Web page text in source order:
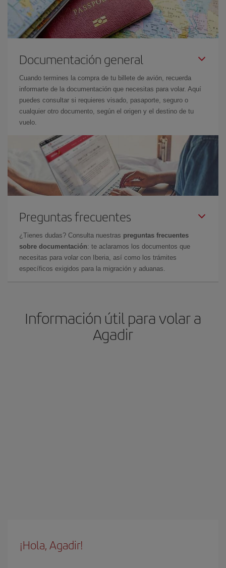
Documentación general
Cuando termines la compra de tu billete de avión, recuerda
informarte de la documentación que necesitas para volar. Aquí
puedes consultar si requieres visado, pasaporte, seguro o
cualquier otro documento, según el origen y el destino de tu
vuelo.
Preguntas frecuentes
¿Tienes dudas? Consulta nuestras preguntas frecuentes
sobre documentación: te aclaramos los documentos que
necesitas para volar con Iberia, así como los trámites
específicos exigidos para la migración y aduanas.
Información útil para volar a
Agadir
¡Hola, Agadir!